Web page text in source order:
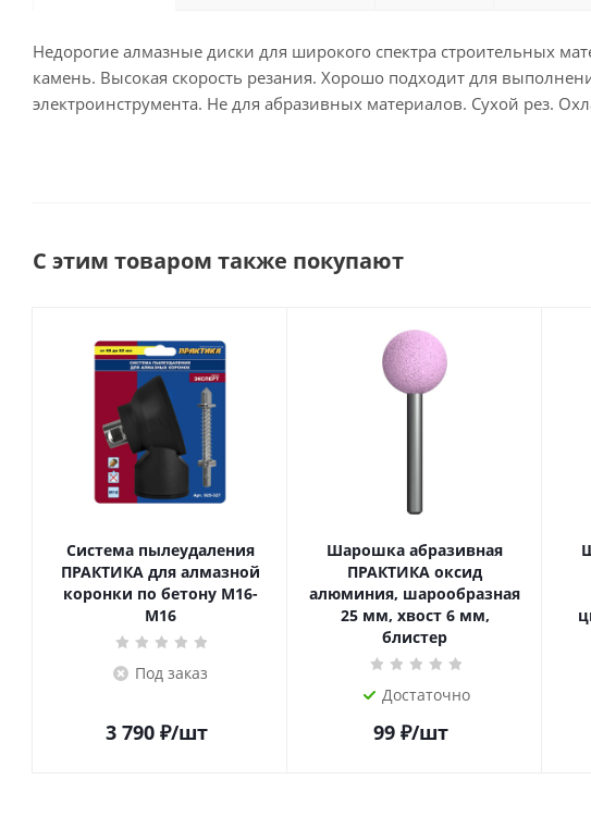
Недорогие алмазные диски для широкого спектра строительных
камень. Высокая скорость резания. Хорошо подходит для
электроинструмента. Не для абразивных материалов. Сухой рез.
С этим товаром также покупают
Система пылеудаления
ПРАКТИКА для алмазной
коронки по бетону М16-
М16
Под заказ
3 790₽/шт
Шарошка абразивная
ПРАКТИКА оксид
алюминия, шарообразная
25 мм, хвост 6 мм,
блистер
Достаточно
99 ₽/шт